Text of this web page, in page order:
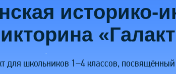
для школьников 1–4 классов, посвящённый